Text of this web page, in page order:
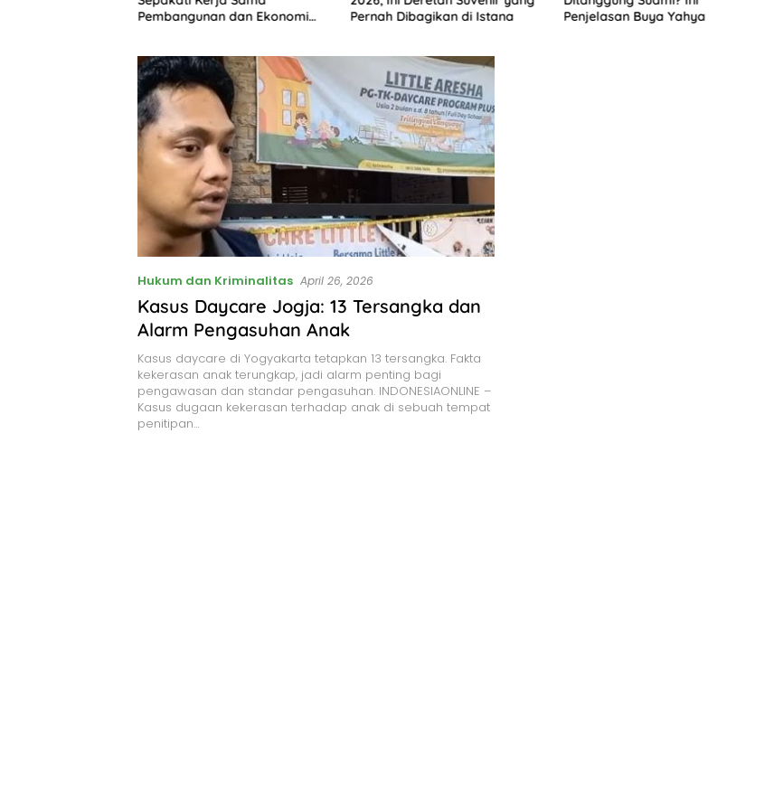
Pembangunan dan Ekonomi
Pernah Dibagikan di Istana
Penjelasan Buya Yahya
Hukum dan Kriminalitas April 26, 2026
Kasus Daycare Jogja: 13 Tersangka dan
Alarm Pengasuhan Anak
Kasus daycare di Yogyakarta tetapkan 13 tersangka. Fakta
kekerasan anak terungkap, jadi alarm penting bagi
pengawasan dan standar pengasuhan. INDONESIAONLINE –
Kasus dugaan kekerasan terhadap anak di sebuah tempat
penitipan…